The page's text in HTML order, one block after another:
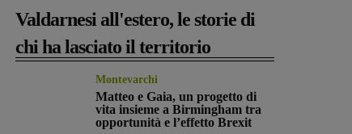
Valdarnesi all'estero, le storie di
chi ha lasciato il territorio
Montevarchi
Matteo e Gaia, un progetto di
vita insieme a Birmingham tra
opportunità e l’effetto Brexit